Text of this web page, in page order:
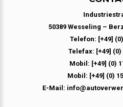
50389 Wesseling –
Telefon: [+49]
Telefax: [+49] (0)
Mobil: [+49] (0)
Mobil: [+49] (0)
E-Mail: